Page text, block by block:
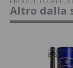
Altro dalla